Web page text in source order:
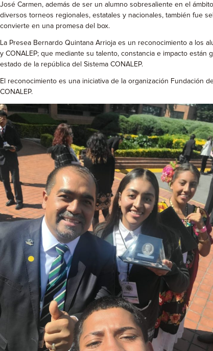
José Carmen, además de ser un alumno sobresaliente en el
diversos torneos regionales, estatales y nacionales, también fue
convierte en una promesa del box.
La Presea Bernardo Quintana Arrioja es un reconocimiento a los
y CONALEP; que mediante su talento, constancia e impacto están
estado de la república del Sistema CONALEP.
El reconocimiento es una iniciativa de la organización Fundación
CONALEP.